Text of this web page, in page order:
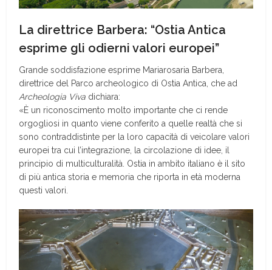
La direttrice Barbera: “Ostia Antica
esprime gli odierni valori europei”
Grande soddisfazione esprime Mariarosaria Barbera,
direttrice del Parco archeologico di Ostia Antica, che ad
Archeologia Viva dichiara:
«È un riconoscimento molto importante che ci rende
orgogliosi in quanto viene conferito a quelle realtà che si
sono contraddistinte per la loro capacità di veicolare valori
europei tra cui l’integrazione, la circolazione di idee, il
principio di multiculturalità. Ostia in ambito italiano è il sito
di più antica storia e memoria che riporta in età moderna
questi valori.